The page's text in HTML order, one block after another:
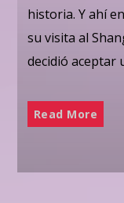
historia. Y ahí
su visita al
decidió aceptar
Read More